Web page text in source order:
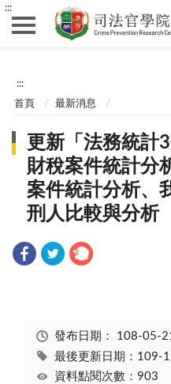
:::
:::
首頁 最新消息
更新「法務統計
財稅案件統計分
案件統計分析、
刑人比較與分析
發布日期： 108-05-
最後更新日期：109-
資料點閱次數：903